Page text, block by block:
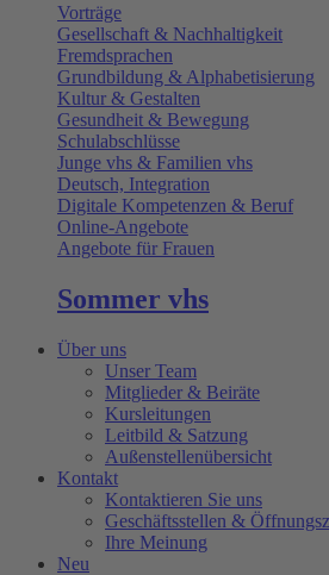
Vorträge
Gesellschaft & Nachhaltigkeit
Fremdsprachen
Grundbildung & Alphabetisierung
Kultur & Gestalten
Gesundheit & Bewegung
Schulabschlüsse
Junge vhs & Familien vhs
Deutsch, Integration
Digitale Kompetenzen & Beruf
Online-Angebote
Angebote für Frauen
Sommer vhs
Über uns
Unser Team
Mitglieder & Beiräte
Kursleitungen
Leitbild & Satzung
Außenstellenübersicht
Kontakt
Kontaktieren Sie uns
Geschäftsstellen &
Ihre Meinung
Neu